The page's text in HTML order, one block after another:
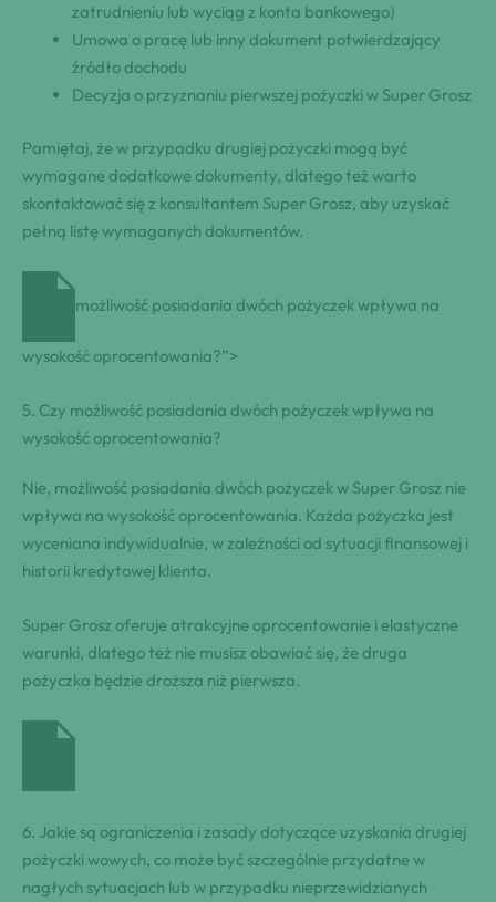
zatrudnieniu lub wyciąg z konta bankowego)
Umowa o pracę lub inny dokument potwierdzający
źródło dochodu
Decyzja o przyznaniu pierwszej pożyczki w Super Grosz
Pamiętaj, że w przypadku drugiej pożyczki mogą być
wymagane dodatkowe dokumenty, dlatego też warto
skontaktować się z konsultantem Super Grosz, aby uzyskać
pełną listę wymaganych dokumentów.
możliwość posiadania dwóch pożyczek wpływa na
wysokość oprocentowania?”>
5. Czy możliwość posiadania dwóch pożyczek wpływa na
wysokość oprocentowania?
Nie, możliwość posiadania dwóch pożyczek w Super Grosz nie
wpływa na wysokość oprocentowania. Każda pożyczka jest
wyceniana indywidualnie, w zależności od sytuacji finansowej i
historii kredytowej klienta.
Super Grosz oferuje atrakcyjne oprocentowanie i elastyczne
warunki, dlatego też nie musisz obawiać się, że druga
pożyczka będzie droższa niż pierwsza.
6. Jakie są ograniczenia i zasady dotyczące uzyskania drugiej
pożyczki wowych, co może być szczególnie przydatne w
nagłych sytuacjach lub w przypadku nieprzewidzianych